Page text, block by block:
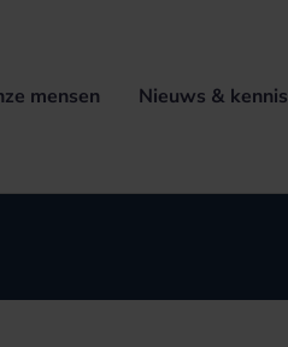
mensen Nieuws & kennis